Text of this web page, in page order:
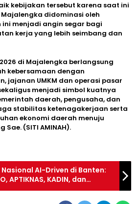
kebijakan tersebut karena saat ini
didominasi oleh
ini menjadi angin segar bagi
kerja yang lebih seimbang dan
di Majalengka berlangsung
kebersamaan dengan
jajanan UMKM dan operasi pasar
menjadi simbol kuatnya
daerah, pengusaha, dan
stabilitas ketenagakerjaan serta
ekonomi daerah menuju
(SITI AMINAH).
AI-Driven di Banten:
APTIKNAS, KADIN, dan
Industri Manufaktur